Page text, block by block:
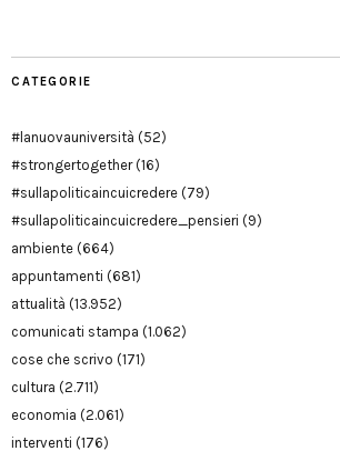
CATEGORIE
#lanuovauniversità (52)
#strongertogether(16)
#sullapoliticaincuicredere (79)
#sullapoliticaincuicredere_pensieri (9)
ambiente (664)
appuntamenti (681)
attualità (13.952)
comunicati stampa (1.062)
cose che scrivo (171)
cultura (2.711)
economia (2.061)
interventi (176)